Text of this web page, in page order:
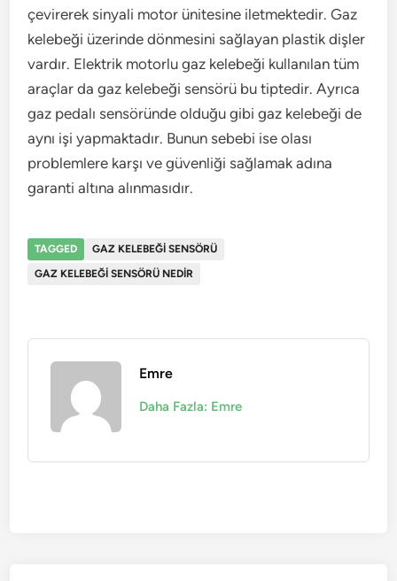
çevirerek sinyali motor ünitesine iletmektedir. Gaz
kelebeği üzerinde dönmesini sağlayan plastik dişler
vardır. Elektrik motorlu gaz kelebeği kullanılan tüm
araçlar da gaz kelebeği sensörü bu tiptedir. Ayrıca
gaz pedalı sensöründe olduğu gibi gaz kelebeği de
aynı işi yapmaktadır. Bunun sebebi ise olası
problemlere karşı ve güvenliği sağlamak adına
garanti altına alınmasıdır.
TAGGED
GAZ KELEBEĞI SENSÖRÜ
GAZ KELEBEĞI SENSÖRÜ NEDIR
Emre
Daha Fazla: Emre